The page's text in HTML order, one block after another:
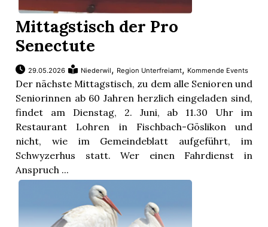
Mittagstisch der Pro
Senectute
29.05.2026 Niederwil, Region Unterfreiamt, Kommende Events
Der nächste Mittagstisch, zu dem alle Senioren und
Seniorinnen ab 60 Jahren herzlich eingeladen sind,
findet am Dienstag, 2. Juni, ab 11.30 Uhr im
Restaurant Lohren in Fischbach-Göslikon und
nicht, wie im Gemeindeblatt aufgeführt, im
Schwyzerhus statt. Wer einen Fahrdienst in
Anspruch ...